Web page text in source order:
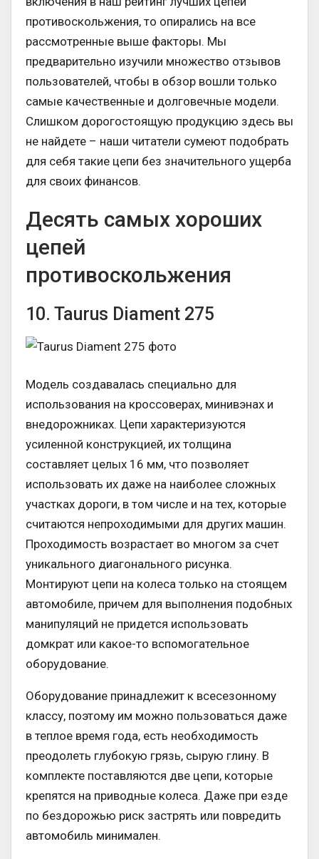
противоскольжения, то опирались на все
рассмотренные выше факторы. Мы
предварительно изучили множество отзывов
пользователей, чтобы в обзор вошли только
самые качественные и долговечные модели.
Слишком дорогостоящую продукцию здесь вы
не найдете – наши читатели сумеют подобрать
для себя такие цепи без значительного ущерба
для своих финансов.
Десять самых хороших
цепей
противоскольжения
10. Taurus Diament 275
Модель создавалась специально для
использования на кроссоверах, минивэнах и
внедорожниках. Цепи характеризуются
усиленной конструкцией, их толщина
составляет целых 16 мм, что позволяет
использовать их даже на наиболее сложных
участках дороги, в том числе и на тех, которые
считаются непроходимыми для других машин.
Проходимость возрастает во многом за счет
уникального диагонального рисунка.
Монтируют цепи на колеса только на стоящем
автомобиле, причем для выполнения подобных
манипуляций не придется использовать
домкрат или какое-то вспомогательное
оборудование.
Оборудование принадлежит к всесезонному
классу, поэтому им можно пользоваться даже
в теплое время года, есть необходимость
преодолеть глубокую грязь, сырую глину. В
комплекте поставляются две цепи, которые
крепятся на приводные колеса. Даже при езде
по бездорожью риск застрять или повредить
автомобиль минимален.